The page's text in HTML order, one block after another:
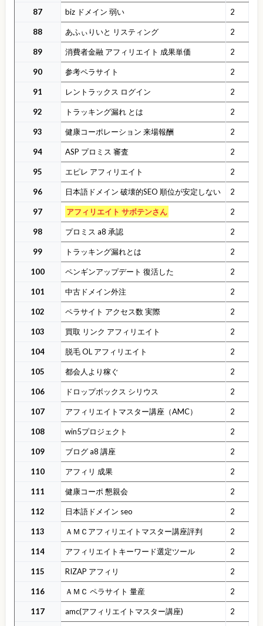
87 biz ドメイン 弱い 2
88 あふぃりいと リスティング 2
89 消費者金融 アフィリエイト 成果単価 2
90 参考ペラサイト 2
91 レントラックス ログイン 2
92 トラッキング漏れ とは 2
93 健康コーポレーション 来場報酬 2
94 ASP プロミス 審査 2
95 エピレ アフィリエイト 2
96 日本語ドメイン 破壊的SEO 順位が安定しない 2
97 アフィリエイト サボテンさん 2
98 プロミス a8 承認 2
99 トラッキング漏れとは 2
100 ペンギンアップデート 復活した 2
101 中古ドメイン外注 2
102 ペラサイト アクセス数 実際 2
103 買取 リンク アフィリエイト 2
104 脱毛 OL アフィリエイト 2
105 都会人より稼ぐ 2
106 ドロップボックス シリウス 2
107 アフィリエイトマスター講座（AMC） 2
108 win5プロジェクト 2
109 ブログ a8 講座 2
110 アフィリ 成果 2
111 健康コーポ 懇親会 2
112 日本語ドメイン seo 2
113 ＡＭＣアフィリエイトマスター講座評判 2
114 アフィリエイトキーワード選定ツール 2
115 RIZAP アフィリ 2
116 ＡＭＣ ペラサイト 量産 2
117 amc(アフィリエイトマスター講座) 2